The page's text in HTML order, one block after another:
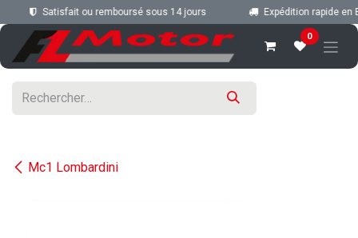
Se rendre au contenu
Satisfait ou remboursé sous 14 jours Expédition rapide en
0
Mc1 Lombardini